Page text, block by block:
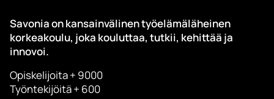
Savonia on kansainvälinen työelämäläheinen
korkeakoulu, joka kouluttaa, tutkii, kehittää ja
innovoi.
Opiskelijoita + 9000
Työntekijöitä + 600